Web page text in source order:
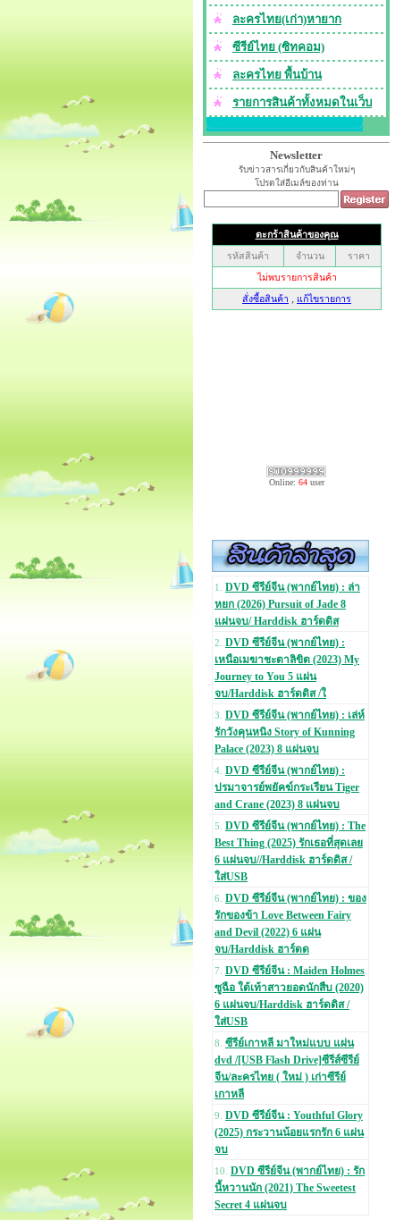
ละครไทย(เก่า)หายาก
ซีรีย์ไทย (ซิทคอม)
ละครไทย พื้นบ้าน
รายการสินค้าทั้งหมดในเว็บ
Newsletter
รับข่าวสารเกี่ยวกับสินค้าใหม่ๆ
โปรดใส่อีเมล์ของท่าน
Online: 64user
1. DVD ซีรีย์จีน (พากย์ไทย) : ล่า
หยก (2026) Pursuit of Jade 8
แผ่นจบ/ Harddisk ฮาร์ดดิส
2. DVD ซีรีย์จีน (พากย์ไทย) :
เหนือเมฆาชะตาลิขิต (2023) My
Journey to You 5 แผ่น
จบ/Harddisk ฮาร์ดดิส /ใ
3. DVD ซีรีย์จีน (พากย์ไทย) : เล่ห์
รักวังคุนหนิง Story of Kunning
Palace (2023) 8 แผ่นจบ
4. DVD ซีรีย์จีน (พากย์ไทย) :
ปรมาจารย์พยัคฆ์กระเรียน Tiger
and Crane (2023) 8 แผ่นจบ
5. DVD ซีรีย์จีน (พากย์ไทย) : The
Best Thing (2025) รักเธอที่สุดเลย
6 แผ่นจบ//Harddisk ฮาร์ดดิส /
ใส่USB
6. DVD ซีรีย์จีน (พากย์ไทย) : ของ
รักของข้า Love Between Fairy
and Devil (2022) 6 แผ่น
จบ/Harddisk ฮาร์ดด
7. DVD ซีรีย์จีน : Maiden Holmes
ซูฉือ ใต้เท้าสาวยอดนักสืบ (2020)
6 แผ่นจบ/Harddisk ฮาร์ดดิส /
ใส่USB
8. ซีรีย์เกาหลี มาใหม่แบบ แผ่น
dvd /[USB Flash Drive]ซีรีส์ซีรีย์
จีน/ละครไทย ( ใหม่ ) เก่าซีรีย์
เกาหลี
9. DVD ซีรีย์จีน : Youthful Glory
(2025) กระวานน้อยแรกรัก 6 แผ่น
จบ
10. DVD ซีรีย์จีน (พากย์ไทย) : รัก
นี้หวานนัก (2021) The Sweetest
Secret 4 แผ่นจบ